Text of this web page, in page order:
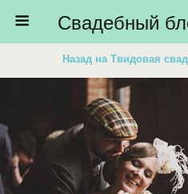
Назад на Твидовая